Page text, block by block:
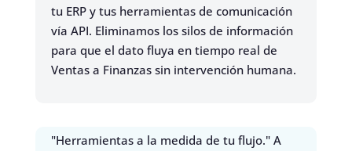
tu ERP y tus herramientas de comunicación
vía API. Eliminamos los silos de información
para que el dato fluya en tiempo real de
Ventas a Finanzas sin intervención humana.

"Herramientas a la medida de tu flujo." A